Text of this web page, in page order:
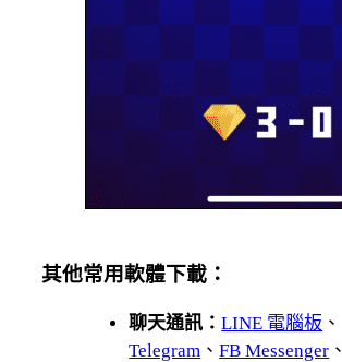
其他常用軟體下載：
聊天通訊：LINE 電腦板 、
Telegram 、FB Messenger 、